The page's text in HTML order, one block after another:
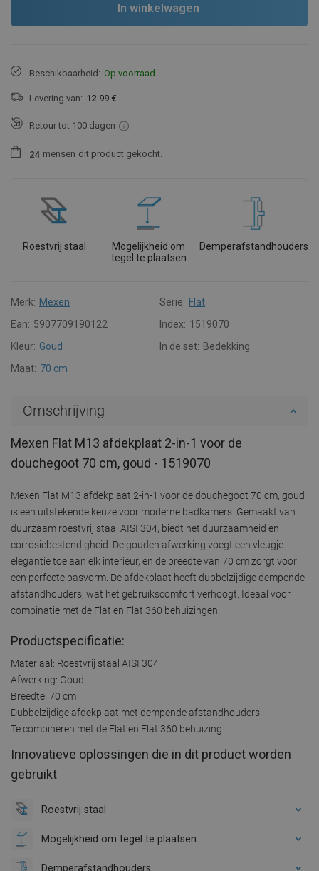
In winkelwagen
Beschikbaarheid: Op voorraad
Levering van: 12.99 €
Retour tot 100 dagen
24 mensen dit product gekocht.
Roestvrij staal
Mogelijkheid om
tegel te plaatsen
Demperafstandhouders
Merk: Mexen Serie: Flat
Ean: 5907709190122 Index: 1519070
Kleur: Goud In de set: Bedekking
Maat: 70 cm
Omschrijving
Mexen Flat M13 afdekplaat 2-in-1 voor de
douchegoot 70 cm, goud - 1519070
Mexen Flat M13 afdekplaat 2-in-1 voor de douchegoot 70 cm, goud
is een uitstekende keuze voor moderne badkamers. Gemaakt van
duurzaam roestvrij staal AISI 304, biedt het duurzaamheid en
corrosiebestendigheid. De gouden afwerking voegt een vleugje
elegantie toe aan elk interieur, en de breedte van 70 cm zorgt voor
een perfecte pasvorm. De afdekplaat heeft dubbelzijdige dempende
afstandhouders, wat het gebruikscomfort verhoogt. Ideaal voor
combinatie met de Flat en Flat 360 behuizingen.
Productspecificatie:
Materiaal: Roestvrij staal AISI 304
Afwerking: Goud
Breedte: 70 cm
Dubbelzijdige afdekplaat met dempende afstandhouders
Te combineren met de Flat en Flat 360 behuizing
Innovatieve oplossingen die in dit product worden
gebruikt
Roestvrij staal
Mogelijkheid om tegel te plaatsen
Demperafstandhouders